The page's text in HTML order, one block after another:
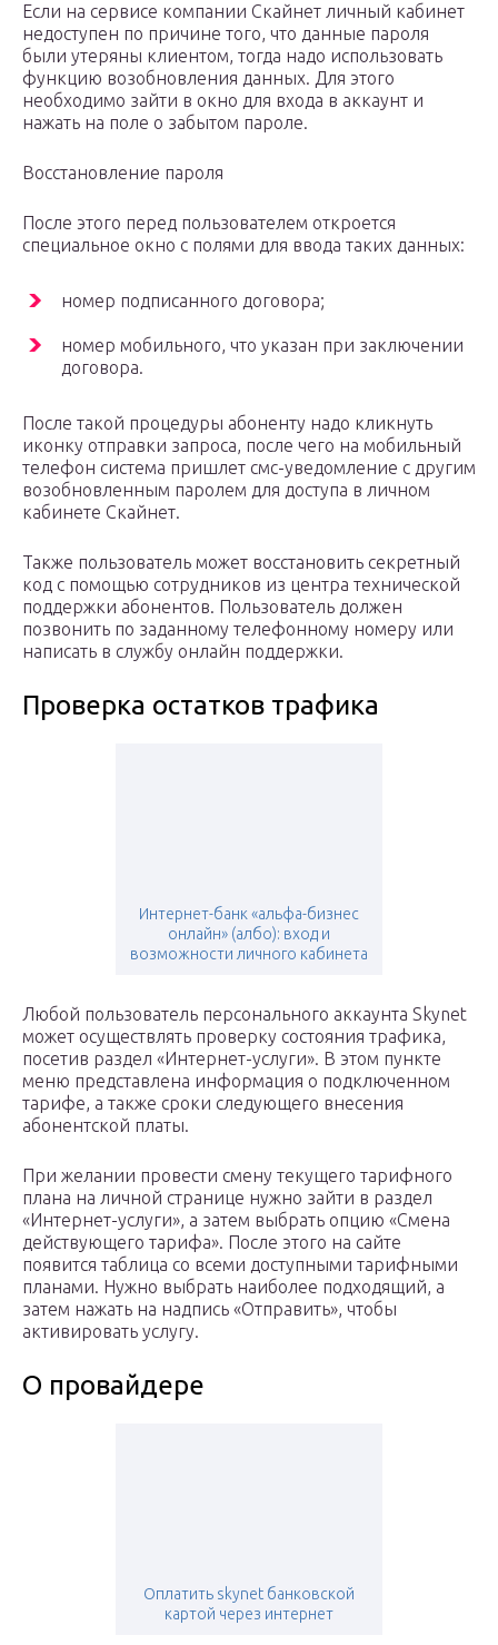
Если на сервисе компании Скайнет личный кабинет
недоступен по причине того, что данные пароля
были утеряны клиентом, тогда надо использовать
функцию возобновления данных. Для этого
необходимо зайти в окно для входа в аккаунт и
нажать на поле о забытом пароле.
Восстановление пароля
После этого перед пользователем откроется
специальное окно с полями для ввода таких данных:
номер подписанного договора;
номер мобильного, что указан при заключении
договора.
После такой процедуры абоненту надо кликнуть
иконку отправки запроса, после чего на мобильный
телефон система пришлет смс-уведомление с другим
возобновленным паролем для доступа в личном
кабинете Скайнет.
Также пользователь может восстановить секретный
код с помощью сотрудников из центра технической
поддержки абонентов. Пользователь должен
позвонить по заданному телефонному номеру или
написать в службу онлайн поддержки.
Проверка остатков трафика
Интернет-банк «альфа-бизнес
онлайн» (албо): вход и
возможности личного кабинета
Любой пользователь персонального аккаунта Skynet
может осуществлять проверку состояния трафика,
посетив раздел «Интернет-услуги». В этом пункте
меню представлена информация о подключенном
тарифе, а также сроки следующего внесения
абонентской платы.
При желании провести смену текущего тарифного
плана на личной странице нужно зайти в раздел
«Интернет-услуги», а затем выбрать опцию «Смена
действующего тарифа». После этого на сайте
появится таблица со всеми доступными тарифными
планами. Нужно выбрать наиболее подходящий, а
затем нажать на надпись «Отправить», чтобы
активировать услугу.
О провайдере
Оплатить skynet банковской
картой через интернет